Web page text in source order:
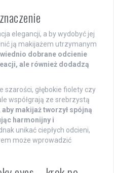
elegancji, a by wydobyć jej
ją makijażem utrzymanym
dobrane odcienie
ale również dodadzą
szarości, głębokie fiolety czy
współgrają ze srebrzystą
aby makijaż tworzył spójną
harmonijny i
unikać ciepłych odcieni,
może wprowadzić